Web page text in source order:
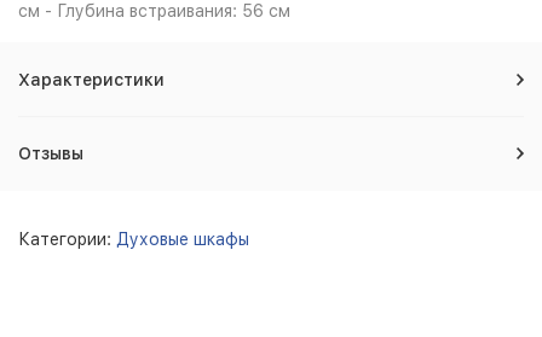
см - Глубина встраивания: 56 см
Характеристики
Отзывы
Категории: Духовые шкафы